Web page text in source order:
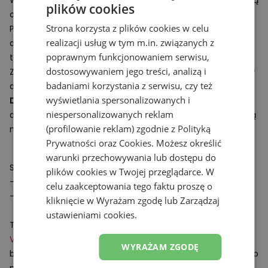
ochronę podczas treningu w terenie.
Podeszwa środkowa z piankiFuelCellzapewnia sprężystą
amortyzację oraz uczucie napędu co wspiera szybkie
tempo biegu.
Zaawansowana podeszwa zewnętrzna Vibram® Megagrip™
daje dobrą przyczepność nawet na trudnych szlakach.
Damskie buty trailoweNew Balance FuelCell Rebel Trail
doskonale uzupełniądamską odzież sportową
dedykowaną
na trening oraz do biegania.
Specyfikacja:
- Drop: 6 mm
- Waga: 242 g (rozmiar 37.5 EU)
Technologie:
Vibram® Megagrip™
– podeszwa zewnętrzna z głębszym
bieżnikiem, zapewniająca doskonałą przyczepność zarówno
plików cookies
Strona korzysta z plików cookies w celu
realizacji usług w tym m.in. związanych z
poprawnym funkcjonowaniem serwisu,
dostosowywaniem jego treści, analizą i
badaniami korzystania z serwisu, czy też
wyświetlania spersonalizowanych i
niespersonalizowanych reklam
(profilowanie reklam) zgodnie z Polityką
Prywatności oraz Cookies. Możesz określić
warunki przechowywania lub dostępu do
plików cookies w Twojej przeglądarce. W
celu zaakceptowania tego faktu proszę o
kliknięcie w Wyrażam zgodę lub Zarządzaj
ustawieniami cookies.
WYRAŻAM ZGODĘ